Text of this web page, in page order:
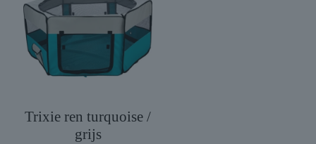
Trixie ren turquoise /
grijs